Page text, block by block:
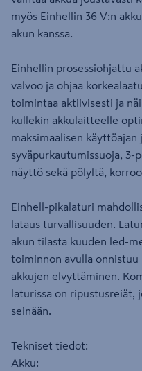
myös Einhellin 36 V:n
akun kanssa.
Einhellin prosessiohjattu
valvoo ja ohjaa
toimintaa aktiivisesti ja
kullekin akkulaitteelle
maksimaalisen käyttöajan
syväpurkautumissuoja, 3-
näyttö sekä pölyltä,
Einhell-pikalaturi
lataus turvallisuuden.
akun tilasta kuuden led-
toiminnon avulla onnistuu
akkujen elvyttäminen.
laturissa on ripustusreiät,
seinään.
Tekniset tiedot:
Akku: